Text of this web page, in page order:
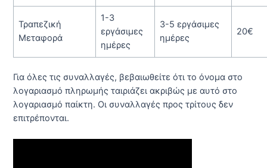
Τραπεζική
Μεταφορά
1-3
εργάσιμες
ημέρες
3-5 εργάσιμες
ημέρες
20€
Για όλες τις συναλλαγές, βεβαιωθείτε ότι το όνομα στο
λογαριασμό πληρωμής ταιριάζει ακριβώς με αυτό στο
λογαριασμό παίκτη. Οι συναλλαγές προς τρίτους δεν
επιτρέπονται.